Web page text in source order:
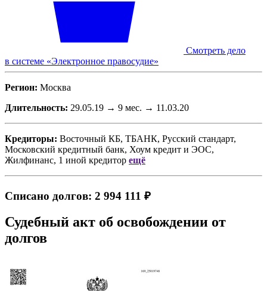
Смотреть дело
в системе «Электронное правосудие»
Регион: Москва
Длительность: 29.05.19 → 9 мес. → 11.03.20
Кредиторы: Восточный КБ, ТБАНК, Русский стандарт,
Московский кредитный банк, Хоум кредит и ЭОС,
Жилфинанс, 1 иной кредитор ещё
Списано долгов: 2 994 111 ₽
Судебный акт об освобождении от
долгов